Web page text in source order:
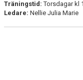
Träningstid: Torsdagar kl
Ledare: Nellie Julia Marie